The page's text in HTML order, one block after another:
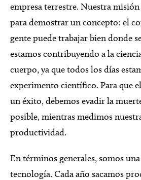
empresa terrestre. Nuestra
para demostrar un concepto: el
gente puede trabajar bien donde
estamos contribuyendo a la
cuerpo, ya que todos los días
experimento científico. Para que
un éxito, debemos evadir la
posible, mientras medimos
productividad.
En términos generales, somos
tecnología. Cada año sacamos